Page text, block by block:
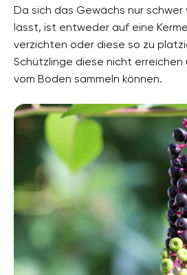
Da sich das Gewächs nur
lässt, ist entweder auf eine
verzichten oder diese so zu
Schützlinge diese nicht erreichen
vom Boden sammeln können.